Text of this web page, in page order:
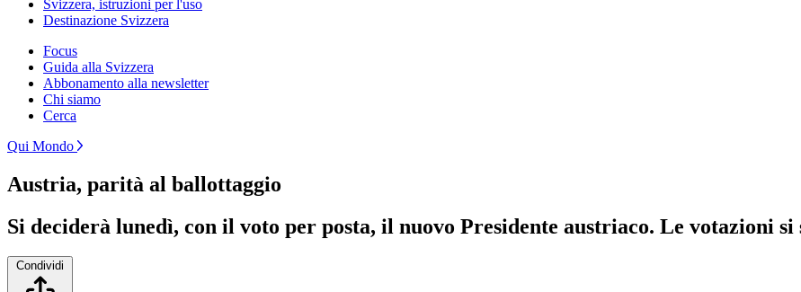
Svizzera, istruzioni per l'uso
Destinazione Svizzera
Focus
Guida alla Svizzera
Abbonamento alla newsletter
Chi siamo
Cerca
Qui Mondo
Austria, parità al ballottaggio
Si deciderà lunedì, con il voto per posta, il nuovo Presidente austriaco. Le votazioni
Condividi